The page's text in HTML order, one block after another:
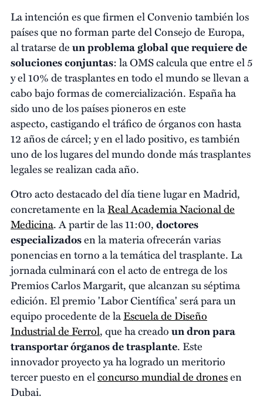
La intención es que firmen el Convenio también los
países que no forman parte del Consejo de Europa,
al tratarse deun problema global que requiere de
soluciones conjuntas: la OMS calcula que entre el 5
y el 10% de trasplantes en todo el mundo se llevan a
cabo bajo formas de comercialización. España ha
sido uno de los países pioneros en este
aspecto, castigando el tráfico de órganos con hasta
12 años de cárcel; y en el lado positivo, es también
uno de los lugares del mundo donde más trasplantes
legales se realizan cada año.
Otro acto destacado del día tiene lugar en Madrid,
concretamente en laReal Academia Nacional de
Medicina. A partir de las 11:00,doctores
especializadosen la materia ofrecerán varias
ponencias en torno a la temática del trasplante. La
jornada culminará con el acto de entrega de los
Premios Carlos Margarit, que alcanzan su séptima
edición. El premio 'Labor Científica' será para un
equipo procedente de laEscuela de Diseño
Industrial de Ferrol, que ha creadoundron para
transportar órganos de trasplante. Este
innovador proyecto ya ha logrado un meritorio
tercer puesto en elconcurso mundial de dronesen
Dubai.